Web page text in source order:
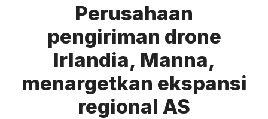
Perusahaan
pengiriman drone
Irlandia, Manna,
menargetkan ekspansi
regional AS